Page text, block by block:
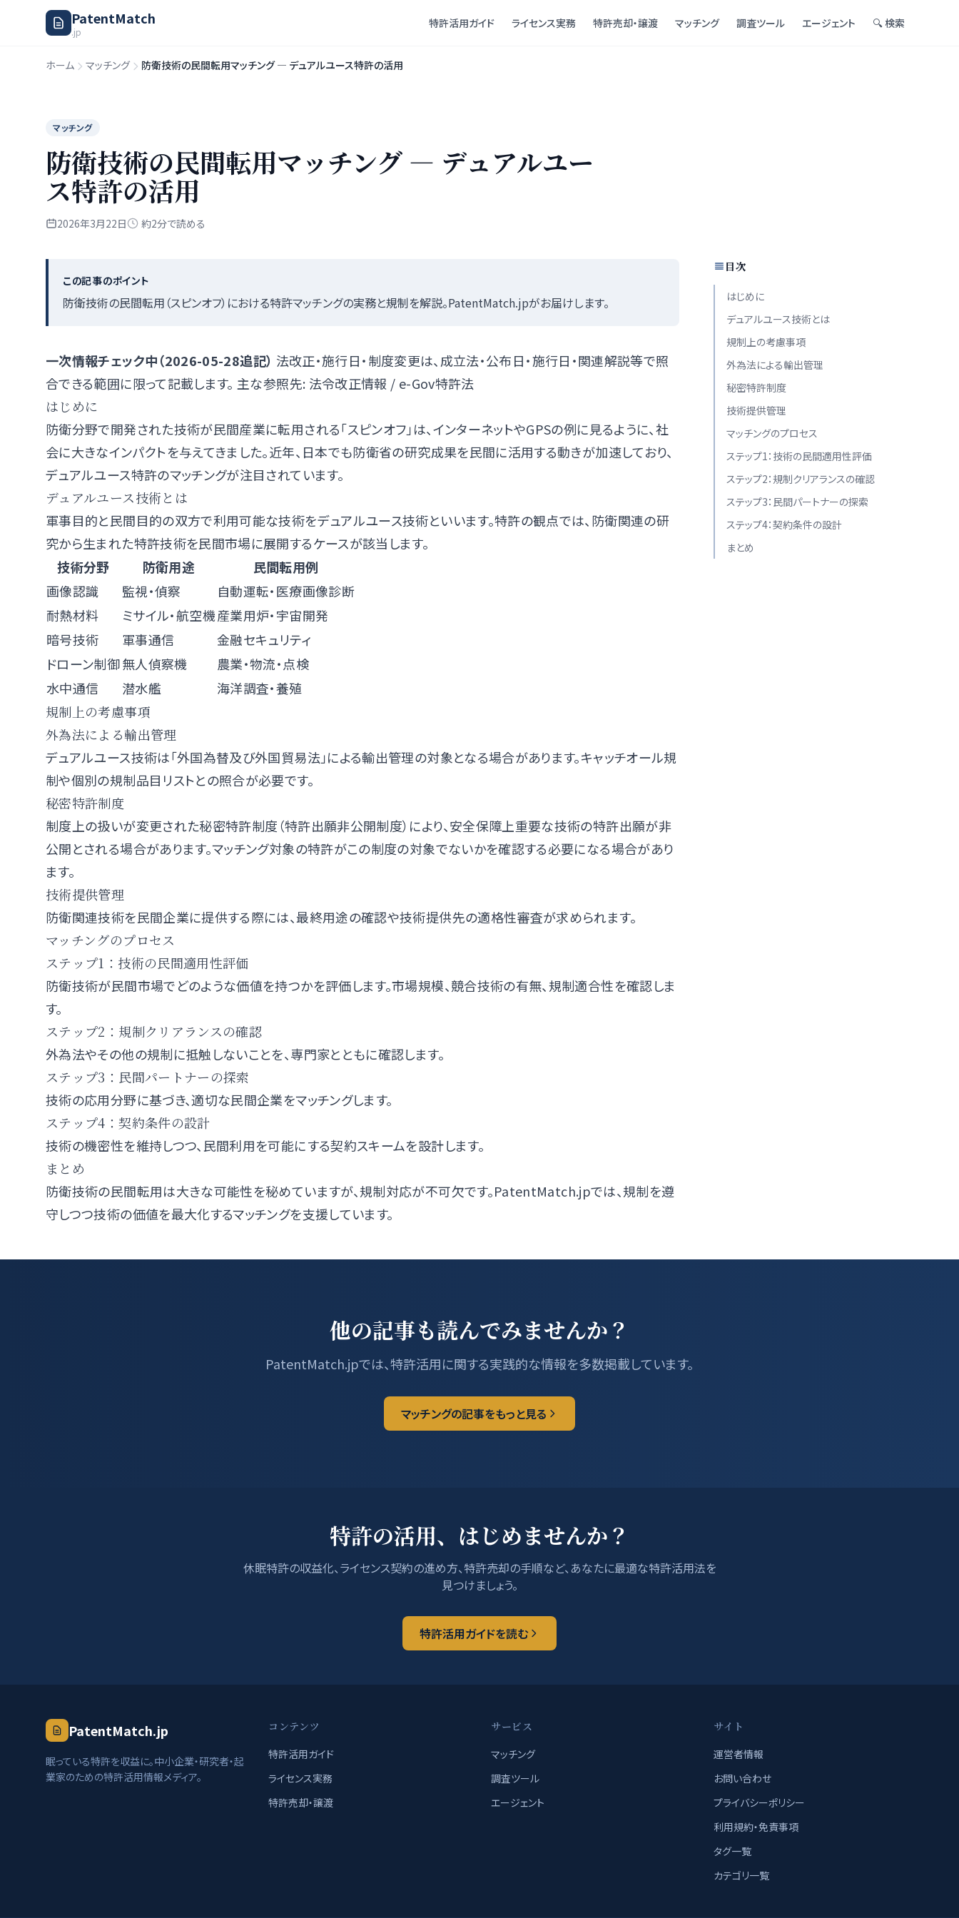
PatentMatch
.jp
特許活用ガイド ライセンス実務 特許売却・譲渡 マッチング 調査ツール エージェント 🔍 検索
ホーム マッチング 防衛技術の民間転用マッチング — デュアルユース特許の活用
マッチング
防衛技術の民間転用マッチング — デュアルユー
ス特許の活用
2026年3月22日 約2分で読める
この記事のポイント
防衛技術の民間転用（スピンオフ）における特許マッチングの実務と規制を解説。PatentMatch.jpがお届けします。
一次情報チェック中（2026-05-28追記） 法改正・施行日・制度変更は、成立法・公布日・施行日・関連解説等で照
合できる範囲に限って記載します。 主な参照先: 法令改正情報 / e-Gov特許法
はじめに
防衛分野で開発された技術が民間産業に転用される「スピンオフ」は、インターネットやGPSの例に見るように、社
会に大きなインパクトを与えてきました。近年、日本でも防衛省の研究成果を民間に活用する動きが加速しており、
デュアルユース特許のマッチングが注目されています。
デュアルユース技術とは
軍事目的と民間目的の双方で利用可能な技術をデュアルユース技術といいます。特許の観点では、防衛関連の研
究から生まれた特許技術を民間市場に展開するケースが該当します。
技術分野
防衛用途
民間転用例
画像認識
監視・偵察
自動運転・医療画像診断
耐熱材料
ミサイル・航空機産業用炉・宇宙開発
暗号技術
軍事通信
金融セキュリティ
ドローン制御無人偵察機
農業・物流・点検
水中通信
潜水艦
海洋調査・養殖
規制上の考慮事項
外為法による輸出管理
デュアルユース技術は「外国為替及び外国貿易法」による輸出管理の対象となる場合があります。キャッチオール規
制や個別の規制品目リストとの照合が必要です。
秘密特許制度
制度上の扱いが変更された秘密特許制度（特許出願非公開制度）により、安全保障上重要な技術の特許出願が非
公開とされる場合があります。マッチング対象の特許がこの制度の対象でないかを確認する必要になる場合があり
ます。
技術提供管理
防衛関連技術を民間企業に提供する際には、最終用途の確認や技術提供先の適格性審査が求められます。
マッチングのプロセス
ステップ1：技術の民間適用性評価
防衛技術が民間市場でどのような価値を持つかを評価します。市場規模、競合技術の有無、規制適合性を確認しま
す。
ステップ2：規制クリアランスの確認
外為法やその他の規制に抵触しないことを、専門家とともに確認します。
ステップ3：民間パートナーの探索
技術の応用分野に基づき、適切な民間企業をマッチングします。
ステップ4：契約条件の設計
技術の機密性を維持しつつ、民間利用を可能にする契約スキームを設計します。
まとめ
防衛技術の民間転用は大きな可能性を秘めていますが、規制対応が不可欠です。PatentMatch.jpでは、規制を遵
守しつつ技術の価値を最大化するマッチングを支援しています。
目次
はじめに
デュアルユース技術とは
規制上の考慮事項
外為法による輸出管理
秘密特許制度
技術提供管理
マッチングのプロセス
ステップ1：技術の民間適用性評価
ステップ2：規制クリアランスの確認
ステップ3：民間パートナーの探索
ステップ4：契約条件の設計
まとめ
他の記事も読んでみませんか？
PatentMatch.jpでは、特許活用に関する実践的な情報を多数掲載しています。
マッチングの記事をもっと見る
特許の活用、はじめませんか？
休眠特許の収益化、ライセンス契約の進め方、特許売却の手順など、あなたに最適な特許活用法を
見つけましょう。
特許活用ガイドを読む
PatentMatch.jp
眠っている特許を収益に。中小企業・研究者・起
業家のための特許活用情報メディア。
コンテンツ
特許活用ガイド
ライセンス実務
特許売却・譲渡
サービス
マッチング
調査ツール
エージェント
サイト
運営者情報
お問い合わせ
プライバシーポリシー
利用規約・免責事項
タグ一覧
カテゴリ一覧